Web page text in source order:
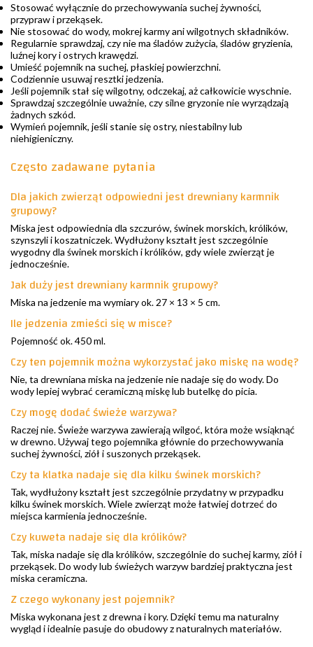
Stosować wyłącznie do przechowywania suchej żywności,
przypraw i przekąsek.
Nie stosować do wody, mokrej karmy ani wilgotnych składników.
Regularnie sprawdzaj, czy nie ma śladów zużycia, śladów gryzienia,
luźnej kory i ostrych krawędzi.
Umieść pojemnik na suchej, płaskiej powierzchni.
Codziennie usuwaj resztki jedzenia.
Jeśli pojemnik stał się wilgotny, odczekaj, aż całkowicie wyschnie.
Sprawdzaj szczególnie uważnie, czy silne gryzonie nie wyrządzają
żadnych szkód.
Wymień pojemnik, jeśli stanie się ostry, niestabilny lub
niehigieniczny.
Często zadawane pytania
Dla jakich zwierząt odpowiedni jest drewniany karmnik
grupowy?
Miska jest odpowiednia dla szczurów, świnek morskich, królików,
szynszyli i koszatniczek. Wydłużony kształt jest szczególnie
wygodny dla świnek morskich i królików, gdy wiele zwierząt je
jednocześnie.
Jak duży jest drewniany karmnik grupowy?
Miska na jedzenie ma wymiary ok. 27 × 13 × 5 cm.
Ile jedzenia zmieści się w misce?
Pojemność ok. 450 ml.
Czy ten pojemnik można wykorzystać jako miskę na wodę?
Nie, ta drewniana miska na jedzenie nie nadaje się do wody. Do
wody lepiej wybrać ceramiczną miskę lub butelkę do picia.
Czy mogę dodać świeże warzywa?
Raczej nie. Świeże warzywa zawierają wilgoć, która może wsiąknąć
w drewno. Używaj tego pojemnika głównie do przechowywania
suchej żywności, ziół i suszonych przekąsek.
Czy ta klatka nadaje się dla kilku świnek morskich?
Tak, wydłużony kształt jest szczególnie przydatny w przypadku
kilku świnek morskich. Wiele zwierząt może łatwiej dotrzeć do
miejsca karmienia jednocześnie.
Czy kuweta nadaje się dla królików?
Tak, miska nadaje się dla królików, szczególnie do suchej karmy, ziół i
przekąsek. Do wody lub świeżych warzyw bardziej praktyczna jest
miska ceramiczna.
Z czego wykonany jest pojemnik?
Miska wykonana jest z drewna i kory. Dzięki temu ma naturalny
wygląd i idealnie pasuje do obudowy z naturalnych materiałów.